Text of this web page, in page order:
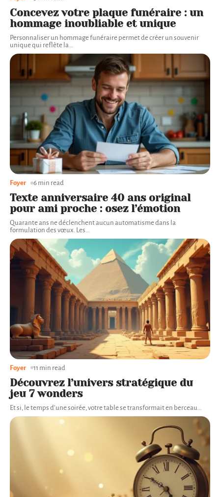
Concevez votre plaque funéraire : un
hommage inoubliable et unique
Personnaliser un hommage funéraire permet de créer un souvenir
unique qui reflète la…
Texte anniversaire 40 ans original
pour ami proche : osez l’émotion
Quarante ans ne déclenchent aucun automatisme dans la
formulation des vœux. Les…
Foyer 6 min read
Découvrez l’univers stratégique du
jeu 7 wonders
Et si, le temps d’une soirée, votre table se transformait en berceau
Foyer 11 min read